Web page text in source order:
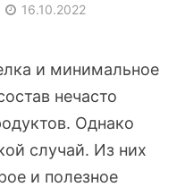
16.10.2022
и минимальное
нечасто
Однако
случай. Из них
и полезное